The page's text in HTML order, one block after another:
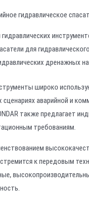
гидравлическое
для
дренажных
широко
сценариях аварийной и
также предлагает
требованиям.
стремится к передовым